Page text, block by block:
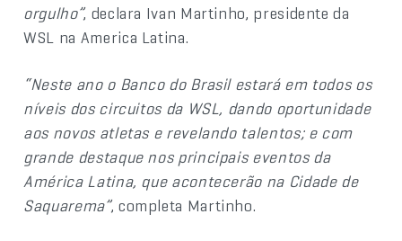
orgulho”, declara Ivan Martinho, presidente da
WSL na America Latina.
“Neste ano o Banco do Brasil estará em todos os
níveis dos circuitos da WSL, dando oportunidade
aos novos atletas e revelando talentos; e com
grande destaque nos principais eventos da
América Latina, que acontecerão na Cidade de
Saquarema”, completa Martinho.